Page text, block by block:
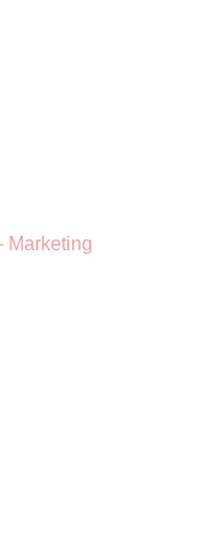
Marketing